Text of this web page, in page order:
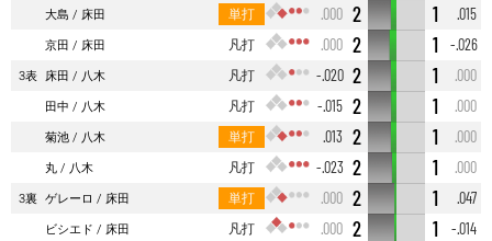
大島
床田 単打 .000 2 1
.015
京田
床田 凡打 .000 2 1
-.026
3表 床田 八木 凡打 -.020 2 1
.000
田中
八木 凡打 -.015 2 1
.000
菊池
八木 単打 .013 2 1
.000
丸
八木 凡打 -.023 2 1
.000
3裏 ゲレーロ 床田 単打 .000 2 1
.047
ビシエド
床田 凡打 .000 2 1 -.014